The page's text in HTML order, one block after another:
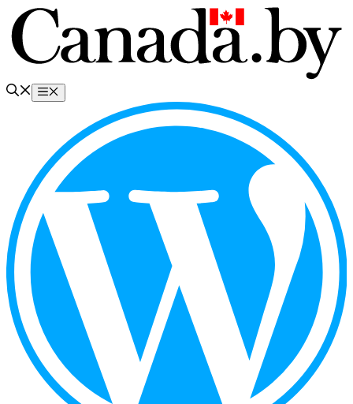
Перейти
содержимому
Меню